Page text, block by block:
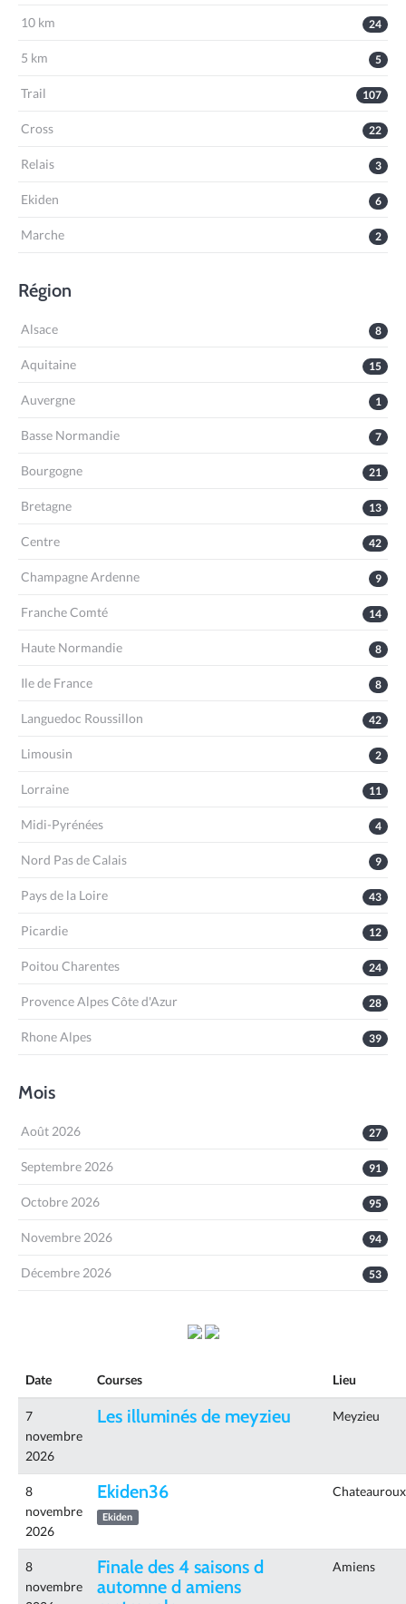
24
10 km
5
5 km
107
Trail
22
Cross
3
Relais
6
Ekiden
2
Marche
Région
8
Alsace
15
Aquitaine
1
Auvergne
7
Basse Normandie
21
Bourgogne
13
Bretagne
42
Centre
9
Champagne Ardenne
14
Franche Comté
8
Haute Normandie
8
Ile de France
42
Languedoc Roussillon
2
Limousin
11
Lorraine
4
Midi-Pyrénées
9
Nord Pas de Calais
43
Pays de la Loire
12
Picardie
24
Poitou Charentes
28
Provence Alpes Côte d'Azur
39
Rhone Alpes
Mois
27
Août 2026
91
Septembre 2026
95
Octobre 2026
94
Novembre 2026
53
Décembre 2026
Date Courses Lieu
7
novembre
2026
Les illuminés de meyzieu Meyzieu
8
novembre
2026
Ekiden36
Ekiden
Chateauroux
8
novembre
Finale des 4 saisons d
automne d amiens
Amiens